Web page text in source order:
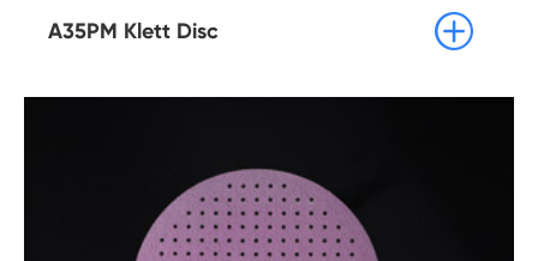
A35PM Klett Disc 